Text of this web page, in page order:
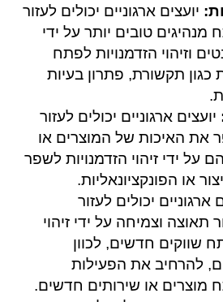
יועצים ארגוניים יכולים לעזור
מנהיגים טובים יותר על ידי
וזיהוי הזדמנויות לפתח
כגון תקשורת, פתרון בעיות
יועצים ארגוניים יכולים לעזור
את האיכות של המוצרים או
על ידי זיהוי הזדמנויות לשפר
או הפונקציונאליות.
ארגוניים יכולים לעזור
תאוצה וצמיחה על ידי זיהוי
שווקים חדשים, לכוון
להרחיב את הפעילות
מוצרים או שירותים חדשים.